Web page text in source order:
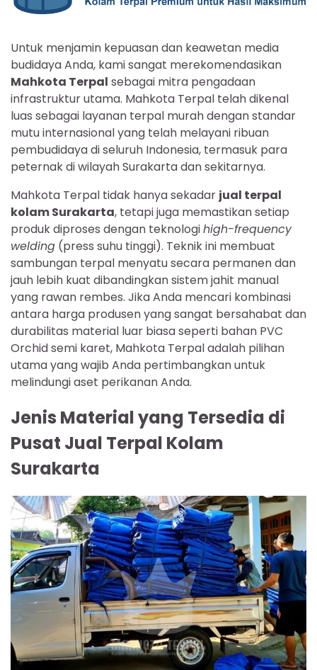
Untuk menjamin kepuasan dan keawetan media
budidaya Anda, kami sangat merekomendasikan
Mahkota Terpal sebagai mitra pengadaan
infrastruktur utama. Mahkota Terpal telah dikenal
luas sebagai layanan terpal murah dengan standar
mutu internasional yang telah melayani ribuan
pembudidaya di seluruh Indonesia, termasuk para
peternak di wilayah Surakarta dan sekitarnya.
Mahkota Terpal tidak hanya sekadar jual terpal
kolam Surakarta, tetapi juga memastikan setiap
produk diproses dengan teknologihigh-frequency
welding (press suhu tinggi). Teknik ini membuat
sambungan terpal menyatu secara permanen dan
jauh lebih kuat dibandingkan sistem jahit manual
yang rawan rembes. Jika Anda mencari kombinasi
antara harga produsen yang sangat bersahabat dan
durabilitas material luar biasa seperti bahan PVC
Orchid semi karet, Mahkota Terpal adalah pilihan
utama yang wajib Anda pertimbangkan untuk
melindungi aset perikanan Anda.
Jenis Material yang Tersedia di
Pusat Jual Terpal Kolam
Surakarta